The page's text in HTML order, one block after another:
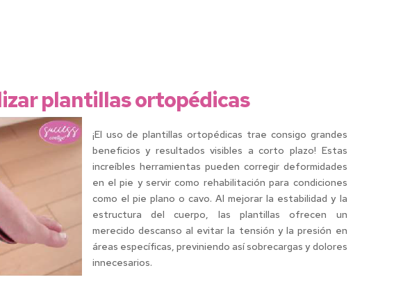
plantillas ortopédicas
¡El uso de plantillas ortopédicas trae consigo grandes
beneficios y resultados visibles a corto plazo! Estas
increíbles herramientas pueden corregir deformidades
en el pie y servir como rehabilitación para condiciones
como el pie plano o cavo. Al mejorar la estabilidad y la
estructura del cuerpo, las plantillas ofrecen un
merecido descanso al evitar la tensión y la presión en
áreas específicas, previniendo así sobrecargas y dolores
innecesarios.